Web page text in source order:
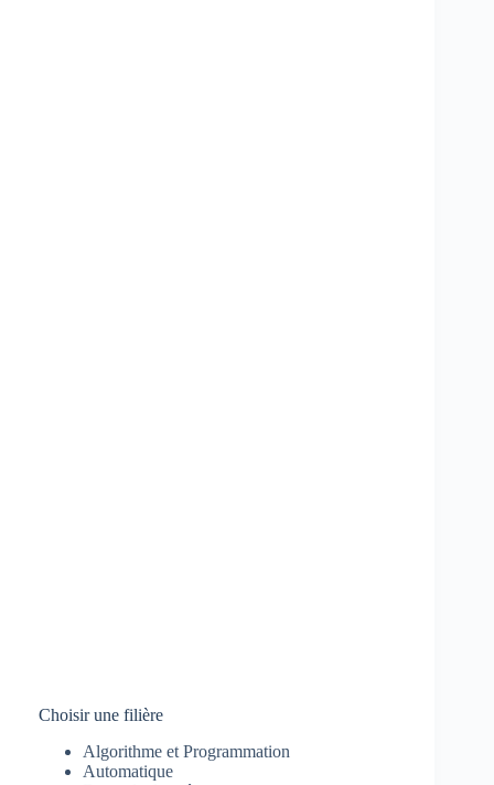
Choisir une filière
Algorithme et Programmation
Automatique